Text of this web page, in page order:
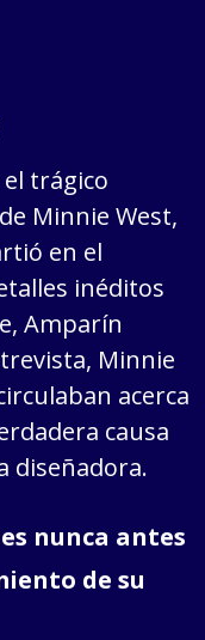
trágico
Minnie West,
en el
inéditos
Amparín
Minnie
acerca
causa
diseñadora.
nunca antes
de su